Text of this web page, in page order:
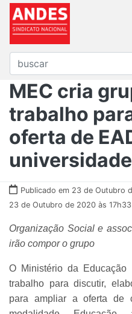
MEC cria
trabalho
oferta de
Publicado em 23 de Outubro
23 de Outubro de 2020 às 17h33
Organização Social e
irão compor o grupo
O Ministério da
trabalho para discutir,
para ampliar a oferta de